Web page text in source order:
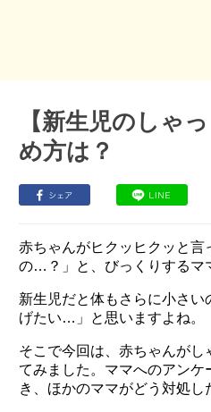
【新生児のしゃ
め方は？
赤ちゃんがヒクッヒクッと言
の…？」と、びっくりするマ
新生児だと体もさらに小さ
げたい…」と思いますよね。
そこで今回は、赤ちゃんが
てみました。ママへのアン
き、ほかのママがどう対処し